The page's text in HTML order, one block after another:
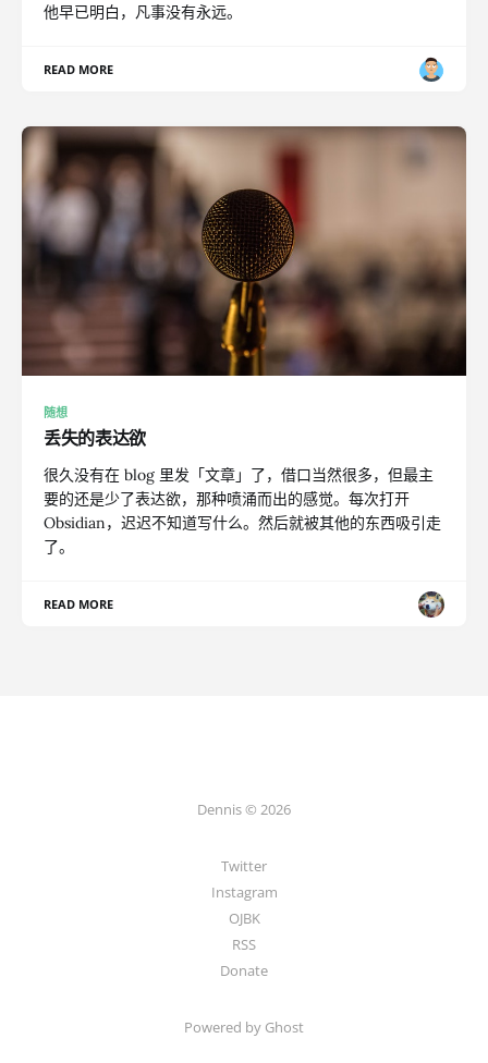
他早已明白，凡事没有永远。
READ MORE
随想
丢失的表达欲
很久没有在 blog 里发「文章」了，借口当然很多，但最主
要的还是少了表达欲，那种喷涌而出的感觉。每次打开
Obsidian，迟迟不知道写什么。然后就被其他的东西吸引走
了。
READ MORE
Dennis © 2026
Twitter
Instagram
OJBK
RSS
Donate
Powered by Ghost